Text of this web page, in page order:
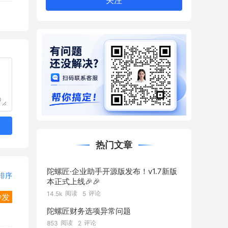
序
热门文章
陀螺匠·企业助手开源版发布！v1.7新版
本正式上线🎉🎉
14.5k 阅读 5 评论
陀螺匠财务选项异常问题
853 阅读 2 评论